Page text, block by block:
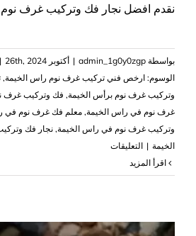
نقدم افضل نجار فك وتركيب غرف نوم
بواسطة admin_1g0y0zgp
| أكتوبر 26th, 2024 |
الوسوم: ارخص فني تركيب غرف نوم راس الخيمة,
وتركيب غرف نوم برأس الخيمة, فك وتركيب غرف
غرف نوم في راس الخيمة, معلم فك غرف نوم في
وتركيب غرف نوم في راس الخيمة, نجار فك
الخيمة | التعليقاتعلى
وتركيب
في